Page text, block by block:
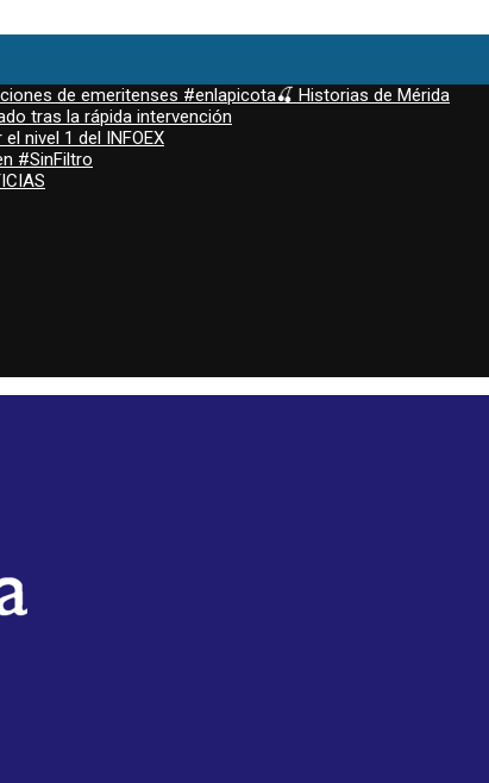
de emeritenses #enlapicota🍒 Historias de Mérida
tras la rápida intervención
nivel 1 del INFOEX
#SinFiltro